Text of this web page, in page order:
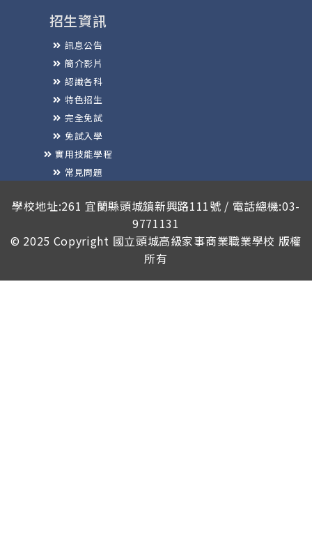
招生資訊
訊息公告
簡介影片
認識各科
特色招生
完全免試
免試入學
實用技能學程
常見問題
學校地址:261 宜蘭縣頭城鎮新興路111號 / 電話總機:03-
9771131
© 2025 Copyright 國立頭城高級家事商業職業學校 版權
所有